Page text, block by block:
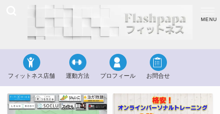
フィットネス店舗 運動方法 プロフィール お問合せ